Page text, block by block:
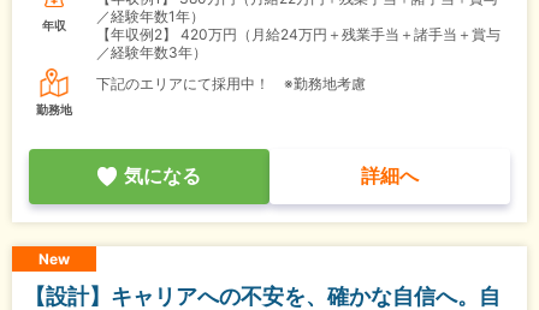
年収
／経験年数1年）
【年収例2】
420万円（月給24万円＋残業手当＋諸手当＋賞与
／経験年数3年）
勤務地
下記のエリアにて採用中！ ※勤務地考慮
気になる 詳細へ
New
【設計】キャリアへの不安を、確かな自信へ。自